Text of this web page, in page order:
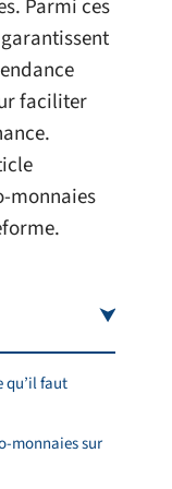
Parmi ces
faciliter
monnaies
qu’il faut
monnaies sur